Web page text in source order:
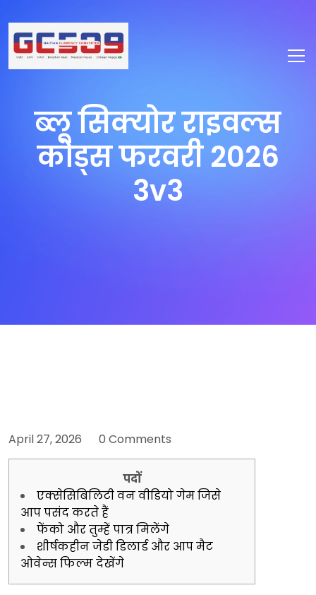
ब्लू सिक्योर राइवल्स
कोड्स फरवरी 2026
3v3
April 27, 2026 0 Comments
पदों
एक्सेसिबिलिटी वन वीडियो गेम जिसे
आप पसंद करते हैं
फेंको और तुम्हें पात्र मिलेंगे
शीर्षकहीन जेडी डिलार्ड और आप मैट
ओवेन्स फिल्म देखेंगे